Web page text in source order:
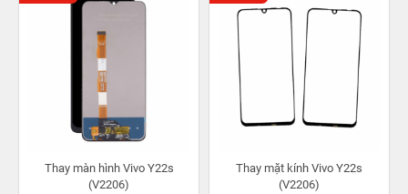
Thay màn hình Vivo Y22s
(V2206)
Thay mặt kính Vivo Y22s
(V2206)